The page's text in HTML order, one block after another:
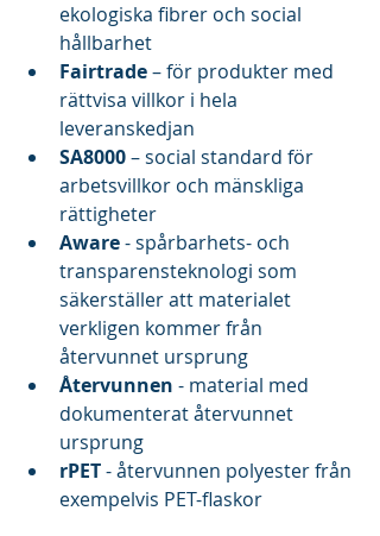
ekologiska fibrer och social
hållbarhet
Fairtrade – för produkter med
rättvisa villkor i hela
leveranskedjan
SA8000 – social standard för
arbetsvillkor och mänskliga
rättigheter
Aware - spårbarhets- och
transparensteknologi som
säkerställer att materialet
verkligen kommer från
återvunnet ursprung
Återvunnen - material med
dokumenterat återvunnet
ursprung
rPET - återvunnen polyester från
exempelvis PET-flaskor